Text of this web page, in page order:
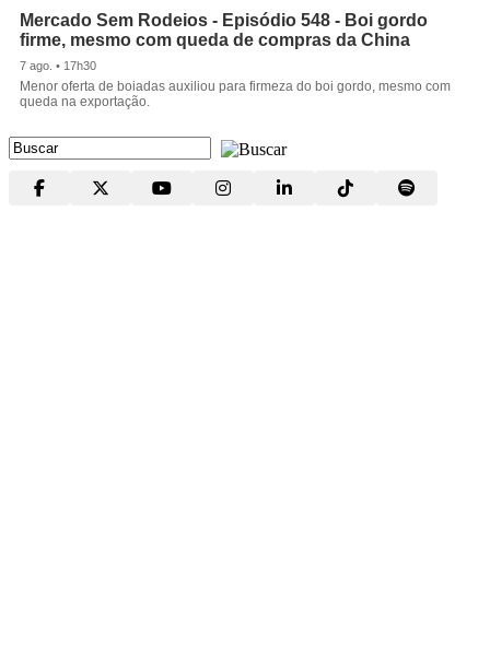
Mercado Sem Rodeios - Episódio 548 - Boi gordo
firme, mesmo com queda de compras da China
7 ago. • 17h30
Menor oferta de boiadas auxiliou para firmeza do boi gordo, mesmo com
queda na exportação.